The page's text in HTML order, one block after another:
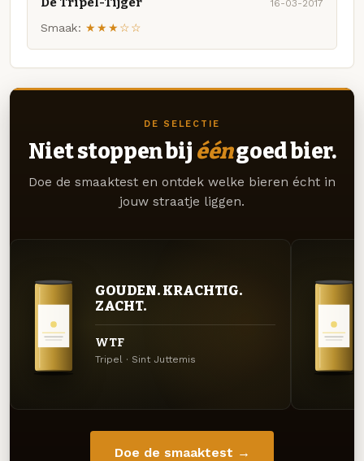
16-03-2017
Smaak: ★★★☆☆
DE SELECTIE
Niet stoppen bij ééngoed bier.
Doe de smaaktest en ontdek welke bieren écht in
jouw straatje liggen.
GOUDEN. KRACHTIG.
ZACHT.
WTF
Tripel · Sint Juttemis
Doe de smaaktest →